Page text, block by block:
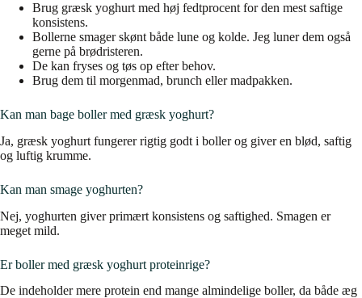
Brug græsk yoghurt med høj fedtprocent for den mest saftige
konsistens.
Bollerne smager skønt både lune og kolde. Jeg luner dem også
gerne på brødristeren.
De kan fryses og tøs op efter behov.
Brug dem til morgenmad, brunch eller madpakken.
Kan man bage boller med græsk yoghurt?
Ja, græsk yoghurt fungerer rigtig godt i boller og giver en blød, saftig
og luftig krumme.
Kan man smage yoghurten?
Nej, yoghurten giver primært konsistens og saftighed. Smagen er
meget mild.
Er boller med græsk yoghurt proteinrige?
De indeholder mere protein end mange almindelige boller, da både æg